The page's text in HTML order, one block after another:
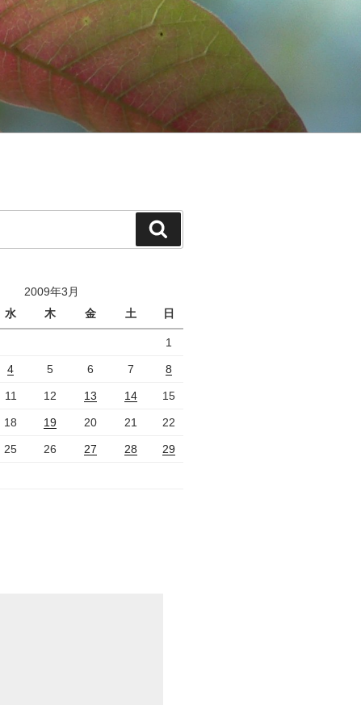
索
2009年3月
水 木 金 土 日
1
4 5 6 7 8
11 12 13 14 15
18 19 20 21 22
25 26 27 28 29